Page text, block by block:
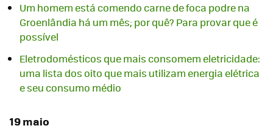
Um homem está comendo carne de foca podre na
Groenlândia há um mês; por quê? Para provar que é
possível
Eletrodomésticos que mais consomem eletricidade:
uma lista dos oito que mais utilizam energia elétrica
e seu consumo médio
19 maio